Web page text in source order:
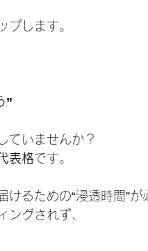
プします。
”
ていませんか？
表格です。
けるための“浸透時間”が
ングされず、